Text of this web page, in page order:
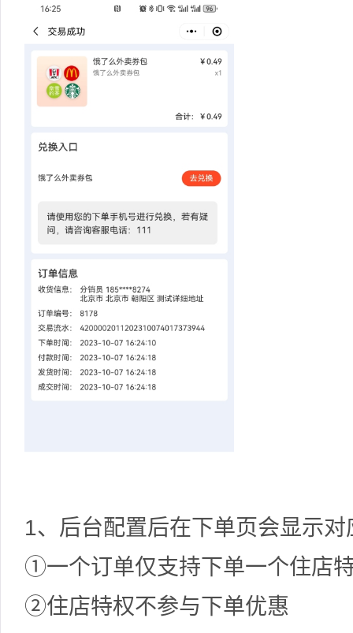
1、后台配置后在下单页会显示对
①一个订单仅支持下单一个住店
②住店特权不参与下单优惠